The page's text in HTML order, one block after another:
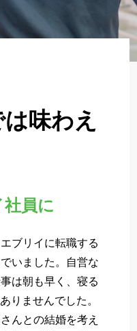
企業について
・アルバイト採用
味わえ
員に
ブリイに転職する
いました。自営な
は朝も早く、寝る
りませんでした。
んとの結婚を考え